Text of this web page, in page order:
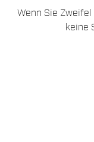
Wenn Sie
keine